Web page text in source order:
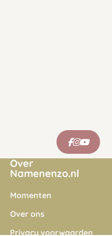
Over
Namenenzo.nl
Momenten
Over ons
Privacy voorwaarden